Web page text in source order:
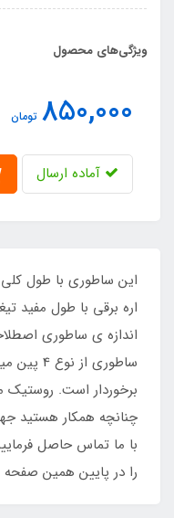
ویژگی‌های محصول
850,000 تومان
آماده ارسال
ساطوری
برخوردار است. روستیک
چنانچه همکار هستید
با ما تماس حاصل
را در پایین همین صفحه